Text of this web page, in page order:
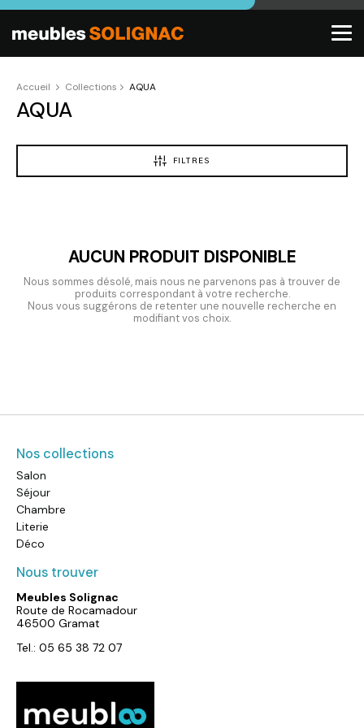
Accueil Collections AQUA
AQUA
FILTRES
AUCUN PRODUIT DISPONIBLE
Nous sommes désolé, mais nous ne parvenons pas à trouver de
produits correspondant à votre recherche.
Nous vous suggérons de retenter une nouvelle recherche en
modifiant vos choix.
Nos collections
Salon
Séjour
Chambre
Literie
Déco
Nous trouver
Meubles Solignac
Route de Rocamadour
46500 Gramat
Tel.: 05 65 38 72 07